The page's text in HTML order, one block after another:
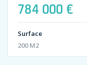
784 000 €
Surface
200 M2